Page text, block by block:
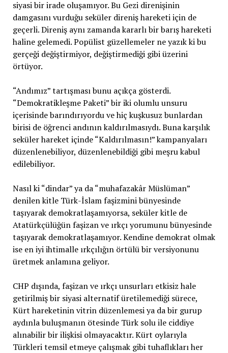
siyasi bir irade oluşamıyor. Bu Gezi direnişinin
damgasını vurduğu seküler direniş hareketi için de
geçerli. Direniş aynı zamanda kararlı bir barış hareketi
haline gelemedi. Popülist güzellemeler ne yazık ki bu
gerçeği değiştirmiyor, değiştirmediği gibi üzerini
örtüyor.
“Andımız” tartışması bunu açıkça gösterdi.
“Demokratikleşme Paketi” bir iki olumlu unsuru
içerisinde barındırıyordu ve hiç kuşkusuz bunlardan
birisi de öğrenci andının kaldırılmasıydı. Buna karşılık
seküler hareket içinde “Kaldırılmasın!” kampanyaları
düzenlenebiliyor, düzenlenebildiği gibi meşru kabul
edilebiliyor.
Nasıl ki “dindar” ya da “muhafazakâr Müslüman”
denilen kitle Türk-İslam faşizmini bünyesinde
taşıyarak demokratlaşamıyorsa, seküler kitle de
Atatürkçülüğün faşizan ve ırkçı yorumunu bünyesinde
taşıyarak demokratlaşamıyor. Kendine demokrat olmak
ise en iyi ihtimalle ırkçılığın örtülü bir versiyonunu
üretmek anlamına geliyor.
CHP dışında, faşizan ve ırkçı unsurları etkisiz hale
getirilmiş bir siyasi alternatif üretilemediği sürece,
Kürt hareketinin vitrin düzenlemesi ya da bir gurup
aydınla buluşmanın ötesinde Türk solu ile ciddiye
alınabilir bir ilişkisi olmayacaktır. Kürt oylarıyla
Türkleri temsil etmeye çalışmak gibi tuhaflıkları her